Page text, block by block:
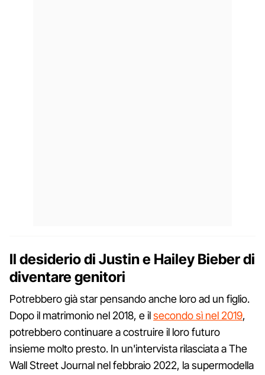
Il desiderio di Justin e Hailey Bieber di
diventare genitori
Potrebbero già star pensando anche loro ad un figlio.
Dopo il matrimonio nel 2018, e ilsecondo sì nel 2019,
potrebbero continuare a costruire il loro futuro
insieme molto presto. In un'intervista rilasciata a The
Wall Street Journal nel febbraio 2022, la supermodella